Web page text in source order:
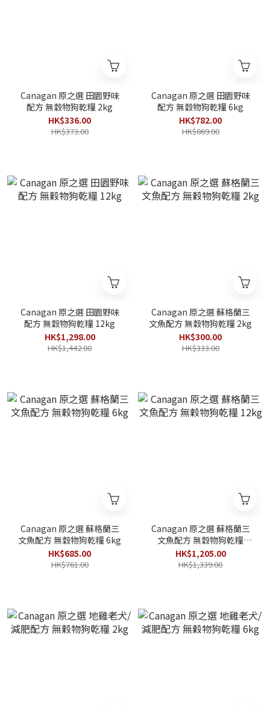
Canagan 原之選 田園野味
配方 無穀物狗乾糧 2kg
HK$336.00
HK$373.00
Canagan 原之選 田園野味
配方 無穀物狗乾糧 6kg
HK$782.00
HK$869.00
Canagan 原之選 田園野味
配方 無穀物狗乾糧 12kg
HK$1,298.00
HK$1,442.00
Canagan 原之選 蘇格蘭三
文魚配方 無穀物狗乾糧 2kg
HK$300.00
HK$333.00
Canagan 原之選 蘇格蘭三
文魚配方 無穀物狗乾糧 6kg
HK$685.00
HK$761.00
Canagan 原之選 蘇格蘭三
文魚配方 無穀物狗乾糧
12kg
HK$1,205.00
HK$1,339.00